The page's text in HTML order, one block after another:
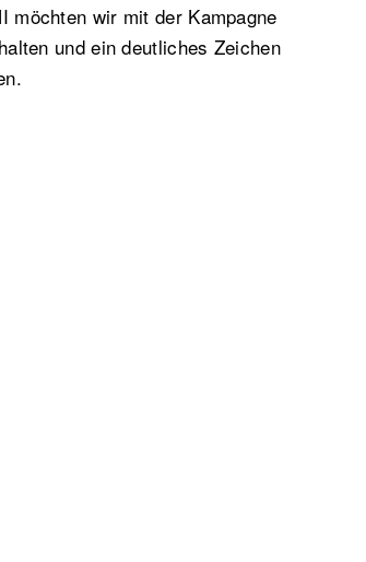
möchten wir mit der Kampagne
und ein deutliches Zeichen